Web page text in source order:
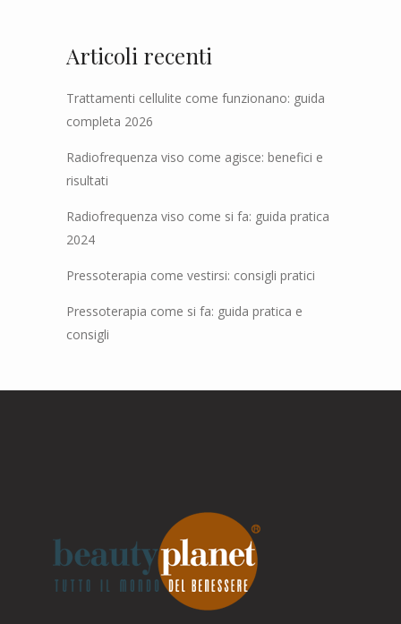
Articoli recenti
Trattamenti cellulite come funzionano: guida
completa 2026
Radiofrequenza viso come agisce: benefici e
risultati
Radiofrequenza viso come si fa: guida pratica
2024
Pressoterapia come vestirsi: consigli pratici
Pressoterapia come si fa: guida pratica e
consigli
Online
Ciao! Come posso aiutarti?